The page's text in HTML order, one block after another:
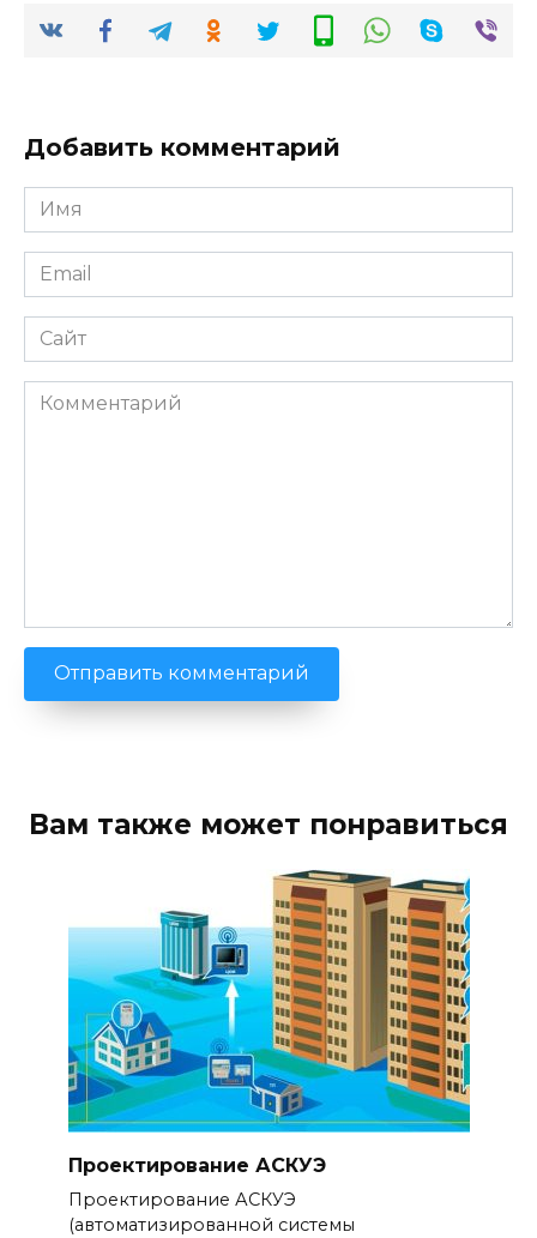
Добавить комментарий
Имя
*
Email
*
Сайт
Комментарий
Вам также может понравиться
Проектирование АСКУЭ
Проектирование АСКУЭ
(автоматизированной системы